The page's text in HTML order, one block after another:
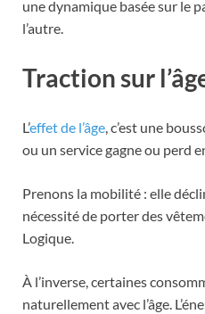
une dynamique basée sur le
l’autre.
Traction sur
L’effet de l’âge, c’est une
ou un service gagne ou perd
Prenons la mobilité : elle
nécessité de porter des
Logique.
À l’inverse, certaines
naturellement avec l’âge.